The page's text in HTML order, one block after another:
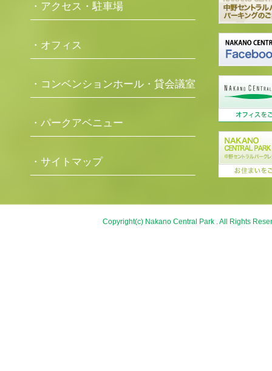
・アクセス・駐車場
・オフィス
・コンベンションホール・貸会議室
・パークアベニュー
・サイトマップ
Copyright(c) Nakano Central Park . All Rights